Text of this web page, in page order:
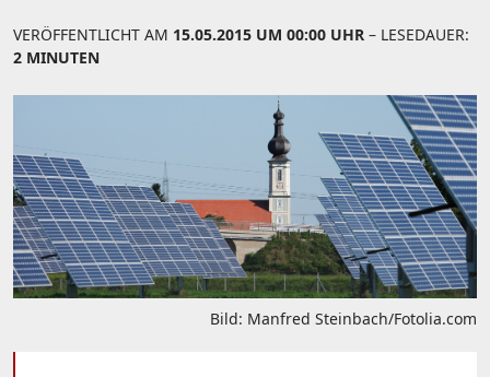
VERÖFFENTLICHT AM 15.05.2015 UM 00:00 UHR – LESEDAUER:
2 MINUTEN
Bild: Manfred Steinbach/Fotolia.com